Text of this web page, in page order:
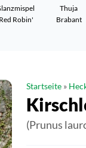
Robin'
Thuja
Brabant
Startseite »
(Prunus